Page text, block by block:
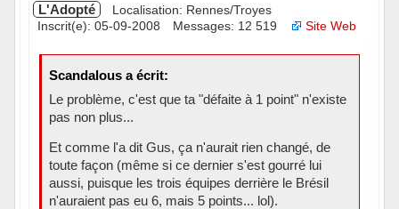
L'Adopté
Localisation: Rennes/Troyes
Inscrit(e): 05-09-2008
Messages: 12 519 Site Web
Scandalous a écrit:
Le problème, c'est que ta "défaite à 1 point" n'existe
pas non plus...
Et comme l'a dit Gus, ça n'aurait rien changé, de
toute façon (même si ce dernier s'est gourré lui
aussi, puisque les trois équipes derrière le Brésil
n'auraient pas eu 6, mais 5 points... lol).